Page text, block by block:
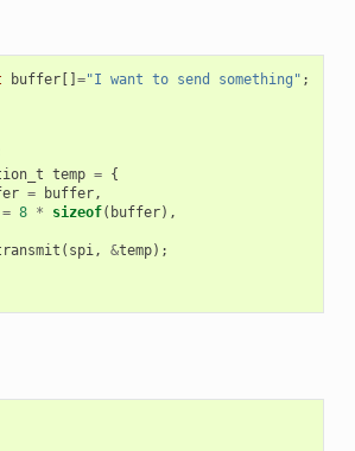
buffer[] ="I want to send something" ;
temp = {
= buffer,
= 8 * sizeof( buffer),
( spi, &temp);